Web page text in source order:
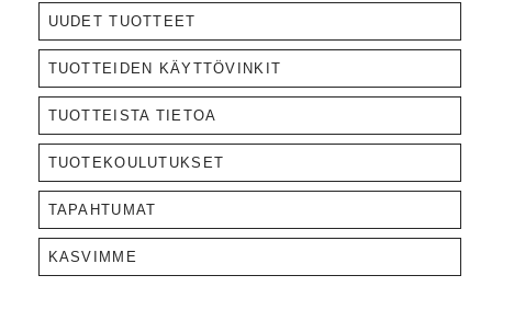
UUDET TUOTTEET
TUOTTEIDEN KÄYTTÖVINKIT
TUOTTEISTA TIETOA
TUOTEKOULUTUKSET
TAPAHTUMAT
KASVIMME